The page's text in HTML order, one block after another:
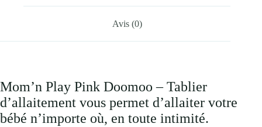
Avis (0)
Mom’n Play Pink Doomoo – Tablier
d’allaitement vous permet d’allaiter votre
bébé n’importe où, en toute intimité.